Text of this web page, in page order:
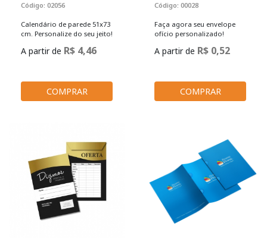
Código: 02056
Calendário de parede 51x73
cm. Personalize do seu jeito!
A partir de R$ 4,46
COMPRAR
Código: 00028
Faça agora seu envelope
ofício personalizado!
A partir de R$ 0,52
COMPRAR